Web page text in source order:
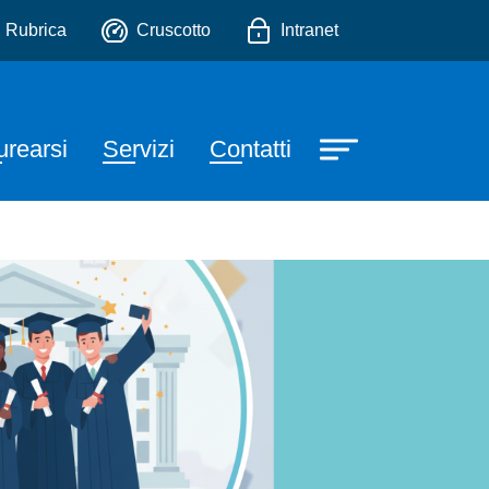
Rubrica Cruscotto Intranet
Servizi Contatti